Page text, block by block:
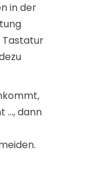
in der
Tastatur
…, dann